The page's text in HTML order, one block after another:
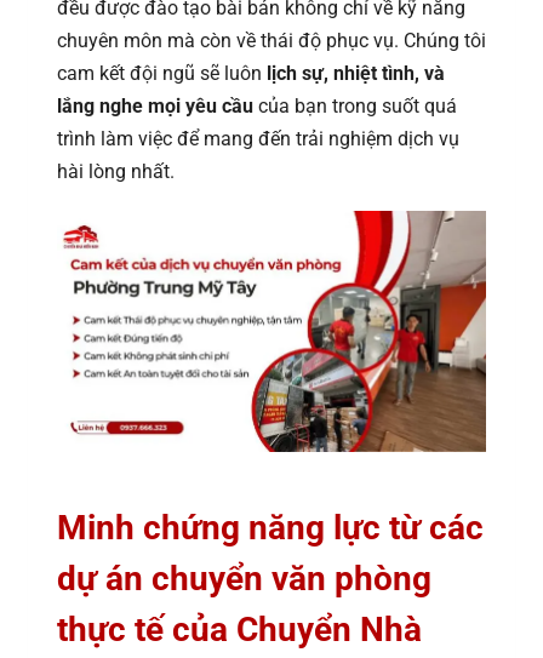
đều được đào tạo bài bản không chỉ về kỹ năng
chuyên môn mà còn về thái độ phục vụ. Chúng tôi
cam kết đội ngũ sẽ luôn lịch sự, nhiệt tình, và
lắng nghe mọi yêu cầu của bạn trong suốt quá
trình làm việc để mang đến trải nghiệm dịch vụ
hài lòng nhất.
Minh chứng năng lực từ các
dự án chuyển văn phòng
thực tế của Chuyển Nhà